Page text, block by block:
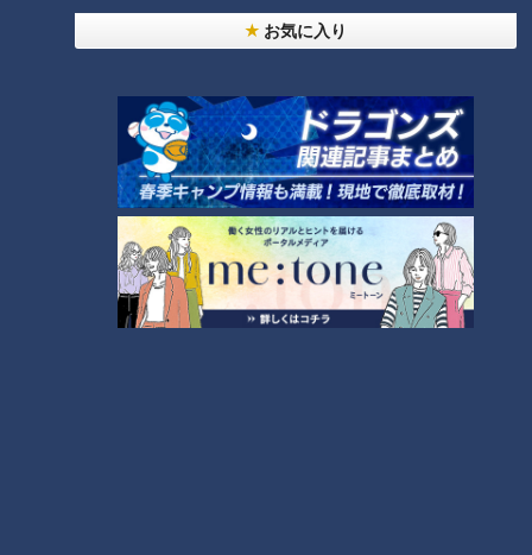
お気に入り
この記事の画像を見る
この記事を見たあなたへのおすすめ